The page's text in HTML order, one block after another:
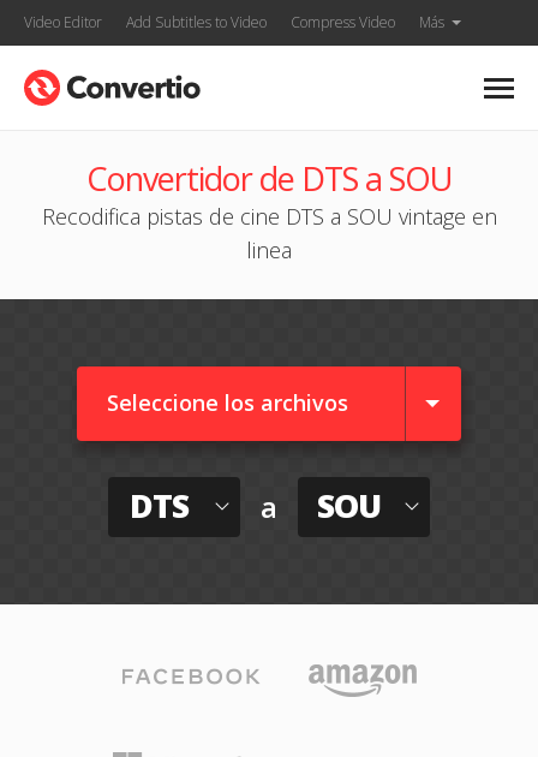
Video Editor Add Subtitles to Video Compress Video Más
Convertidor de DTS a SOU
Recodifica pistas de cine DTS a SOU vintage en
linea
Seleccione los archivos
DTS a SOU